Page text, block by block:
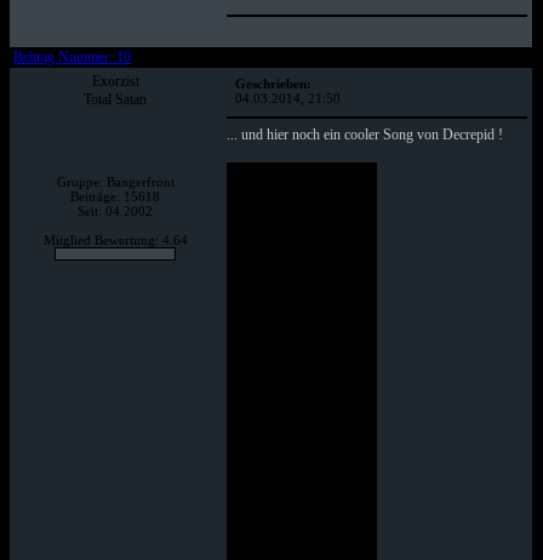
Beitrag Nummer: 10
Exorzist
Total Satan
Gruppe: Bangerfront
Beiträge: 15618
Seit: 04.2002
Mitglied Bewertung: 4.64
Geschrieben:
04.03.2014, 21:50
... und hier noch ein cooler Song von Decrepid !